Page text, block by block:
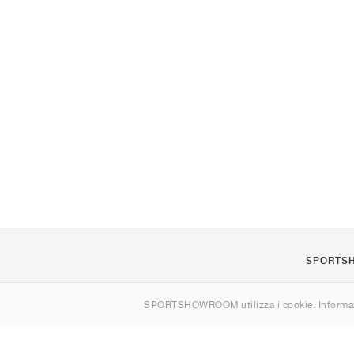
SPORTSHOWROOM utilizza i cookie.Contatti